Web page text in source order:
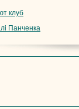
клуб
Панченка